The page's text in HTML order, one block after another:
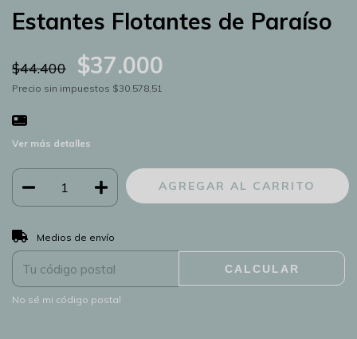
Estantes Flotantes de Paraíso
$44.400 $37.000
Precio sin impuestos $30.578,51
Ver más detalles
Entregas para el CP:
Medios de envío
CALCULAR
No sé mi código postal